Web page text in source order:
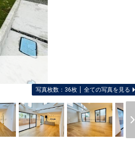
写真枚数：36枚 全ての写真を見る